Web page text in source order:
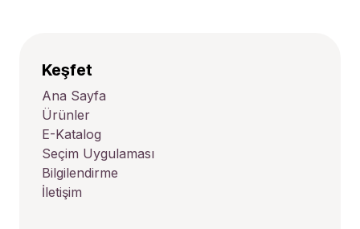
Keşfet
Ana Sayfa
Ürünler
E-Katalog
Seçim Uygulaması
Bilgilendirme
İletişim